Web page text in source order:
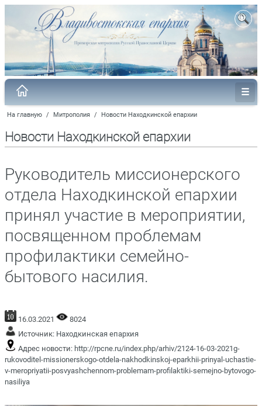
На главную / Митрополия / Новости Находкинской епархии
Новости Находкинской епархии
Руководитель миссионерского
отдела Находкинской епархии
принял участие в мероприятии,
посвященном проблемам
профилактики семейно-
бытового насилия.
16.03.2021
8024
Источник: Находкинская епархия
Адрес новости: http://rpcne.ru/index.php/arhiv/2124-16-03-2021g-
rukovoditel-missionerskogo-otdela-nakhodkinskoj-eparkhii-prinyal-uchastie-
v-meropriyatii-posvyashchennom-problemam-profilaktiki-semejno-bytovogo-
nasiliya